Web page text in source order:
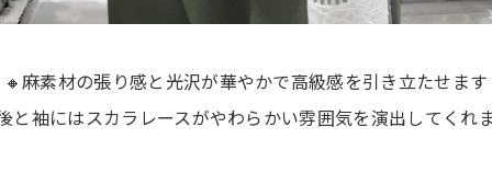
🔸麻素材の張り感と光沢が華やかで高級感を引き立たせます
と袖にはスカラレースがやわらかい雰囲気を演出してくれ